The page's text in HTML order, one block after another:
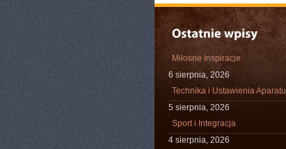
Miłosne Inspiracje
6 sierpnia, 2026
Technika i Ustawienia Aparatu
5 sierpnia, 2026
Sport i Integracja
4 sierpnia, 2026